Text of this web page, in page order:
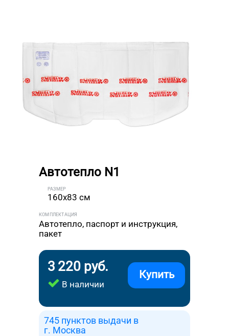
Автотепло N1
РАЗМЕР
160x83 см
КОМПЛЕКТАЦИЯ
Автотепло, паспорт и инструкция,
пакет
3 220 руб.
В наличии
Купить
745 пунктов выдачи в
г. Москва